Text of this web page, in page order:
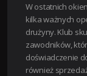
W ostatnich
kilka ważnych
drużyny. Klub
zawodników,
doświadczenie
również